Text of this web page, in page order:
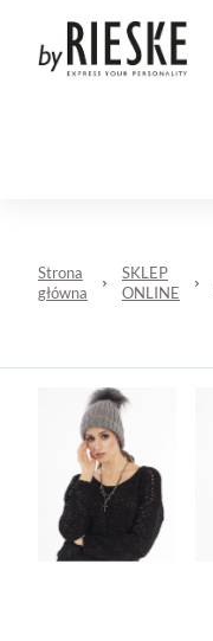
Strona
główna
SKLEP
ONLINE